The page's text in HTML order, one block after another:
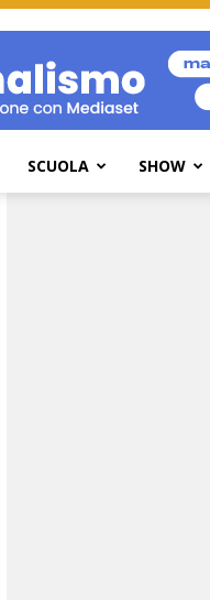
SCUOLA SHOW